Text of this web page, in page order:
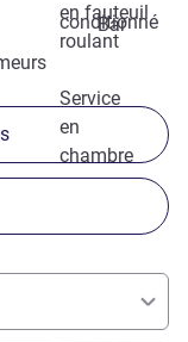
en fauteuil
roulant
conditionné
Bar
Service
en
chambre